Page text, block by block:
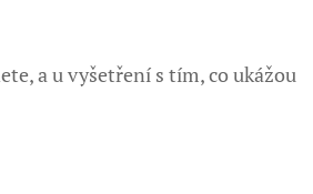
a u vyšetření s tím, co ukážou